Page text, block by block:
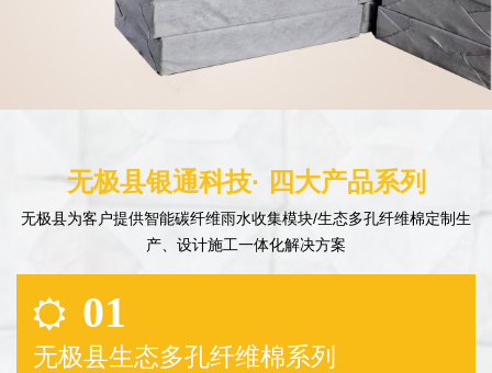
无极县银通科技· 四大产品系列
无极县为客户提供智能碳纤维雨水收集模块/生态多孔纤维棉定制生
产、设计施工一体化解决方案
01
无极县生态多孔纤维棉系列